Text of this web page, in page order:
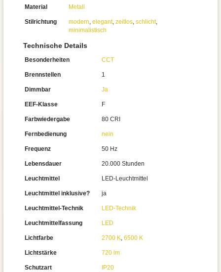
Material Metall
Stilrichtung modern, elegant, zeitlos, schlicht,
minimalistisch
Technische Details
Besonderheiten CCT
Brennstellen 1
Dimmbar Ja
EEF-Klasse F
Farbwiedergabe 80 CRI
Fernbedienung nein
Frequenz 50 Hz
Lebensdauer 20.000 Stunden
Leuchtmittel LED-Leuchtmittel
Leuchtmittel inklusive? ja
Leuchtmittel-Technik LED-Technik
Leuchtmittelfassung LED
Lichtfarbe 2700 K, 6500 K
Lichtstärke 720 lm
Schutzart IP20